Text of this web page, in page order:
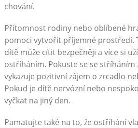
chování.
Přítomnost rodiny nebo oblíbené
pomoci vytvořit příjemné prostředí.
dítě může cítit bezpečněji a více si
ostříháním. Pokuste se se stříháním
vykazuje pozitivní zájem o zrcadlo
Pokud je dítě nervózní nebo
vyčkat na jiný den.
Pamatujte také na to, že ostříhání